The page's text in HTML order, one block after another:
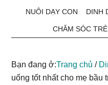
Bầu
Cần
Biết
bé
NUÔI DẠY CON DINH
CHĂM SÓC
Bạn đang ở:Trang chủ /
uống tốt nhất cho mẹ bầu